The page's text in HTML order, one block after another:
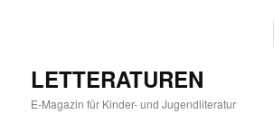
LETTERATUREN
E-Magazin für Kinder- und Jugendliteratur